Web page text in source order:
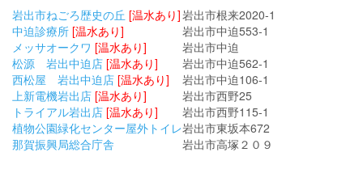
岩出市ねごろ歴史の丘 [温水あり]岩出市根来2020-1
中迫診療所 [温水あり]
岩出市中迫553-1
メッサオークワ [温水あり]
岩出市中迫
松源 岩出中迫店 [温水あり]
岩出市中迫562-1
西松屋 岩出中迫店 [温水あり]
岩出市中迫106-1
上新電機岩出店 [温水あり]
岩出市西野25
トライアル岩出店 [温水あり]
岩出市西野115-1
植物公園緑化センター屋外トイレ岩出市東坂本672
那賀振興局総合庁舎
岩出市高塚２０９